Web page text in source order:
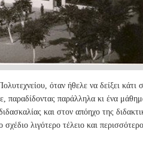
όταν ήθελε να δείξει κάτι
παραδίδοντας παράλληλα κι ένα
και στον απόηχο της
σχέδιο λιγότερο τέλειο και